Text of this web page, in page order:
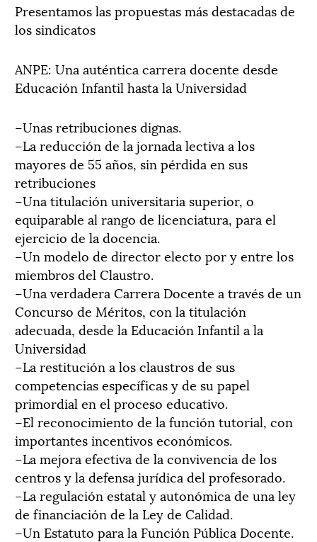
Presentamos las propuestas más destacadas de
los sindicatos
ANPE: Una auténtica carrera docente desde
Educación Infantil hasta la Universidad
–Unas retribuciones dignas.
–La reducción de la jornada lectiva a los
mayores de 55 años, sin pérdida en sus
retribuciones
–Una titulación universitaria superior, o
equiparable al rango de licenciatura, para el
ejercicio de la docencia.
–Un modelo de director electo por y entre los
miembros del Claustro.
–Una verdadera Carrera Docente a través de un
Concurso de Méritos, con la titulación
adecuada, desde la Educación Infantil a la
Universidad
–La restitución a los claustros de sus
competencias específicas y de su papel
primordial en el proceso educativo.
–El reconocimiento de la función tutorial, con
importantes incentivos económicos.
–La mejora efectiva de la convivencia de los
centros y la defensa jurídica del profesorado.
–La regulación estatal y autonómica de una ley
de financiación de la Ley de Calidad.
–Un Estatuto para la Función Pública Docente.